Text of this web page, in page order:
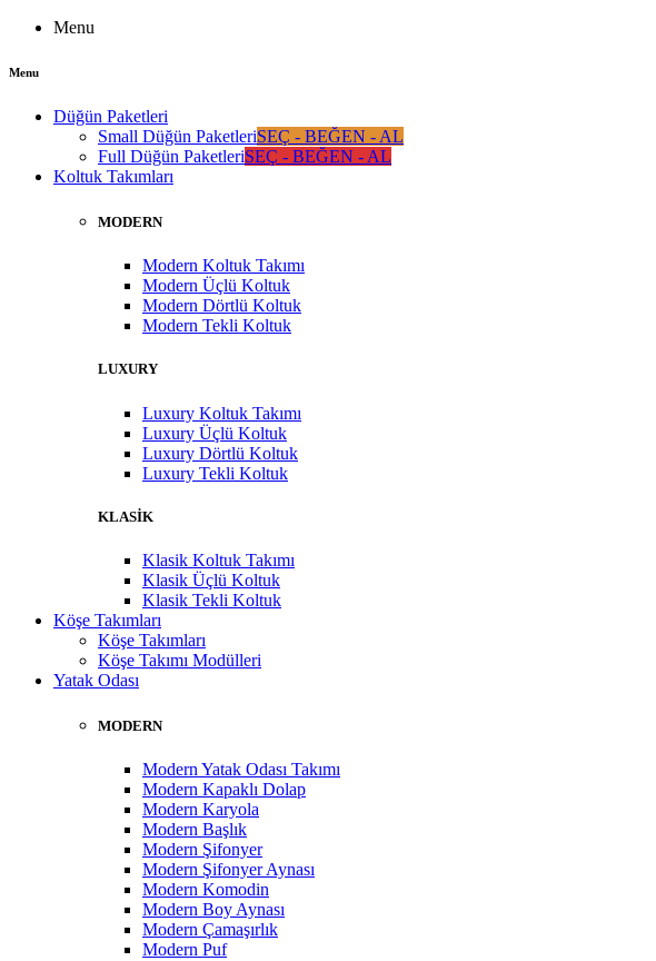
Menu
Menu
Düğün Paketleri
Small Düğün PaketleriSEÇ - BEĞEN - AL
Full Düğün PaketleriSEÇ - BEĞEN - AL
Koltuk Takımları
MODERN
Modern Koltuk Takımı
Modern Üçlü Koltuk
Modern Dörtlü Koltuk
Modern Tekli Koltuk
LUXURY
Luxury Koltuk Takımı
Luxury Üçlü Koltuk
Luxury Dörtlü Koltuk
Luxury Tekli Koltuk
KLASİK
Klasik Koltuk Takımı
Klasik Üçlü Koltuk
Klasik Tekli Koltuk
Köşe Takımları
Köşe Takımları
Köşe Takımı Modülleri
Yatak Odası
MODERN
Modern Yatak Odası Takımı
Modern Kapaklı Dolap
Modern Karyola
Modern Başlık
Modern Şifonyer
Modern Şifonyer Aynası
Modern Komodin
Modern Boy Aynası
Modern Çamaşırlık
Modern Puf